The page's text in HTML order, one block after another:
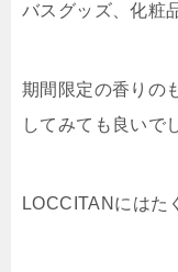
バスグッズ、化粧
期間限定の香りの
してみても良いで
LOCCITANにはた